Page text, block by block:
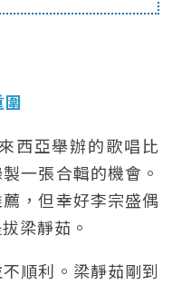
西亞舉辦的歌唱比
一張合輯的機會。
，但幸好李宗盛偶
梁靜茹。
順利。梁靜茹剛到